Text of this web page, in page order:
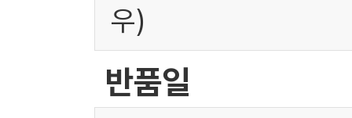
우)
반품일